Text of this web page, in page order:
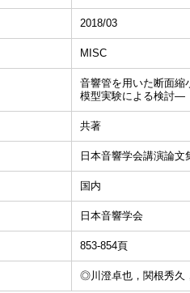
2018/03
MISC
音響管を用いた断面
模型実験による検討―
共著
日本音響学会講演論文
国内
日本音響学会
853-854頁
◎川澄卓也，関根秀久